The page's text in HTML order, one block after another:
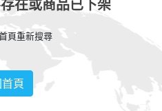
在或商品已下架
頁重新搜尋
頁